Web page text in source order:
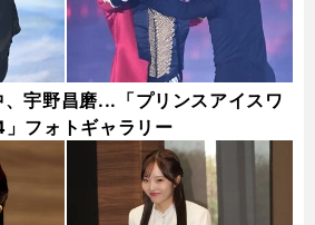
宇野昌磨...「プリンスアイスワ
フォトギャラリー